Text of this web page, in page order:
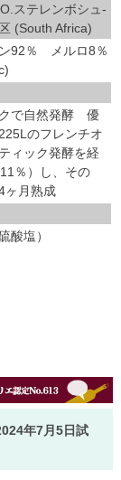
ステレンボシュ-
(South Africa)
92％ メルロ8％
で自然発酵 優
のフレンチオ
ィック発酵を経
％）し、その
ヶ月熟成
酸塩）
年7月5日試